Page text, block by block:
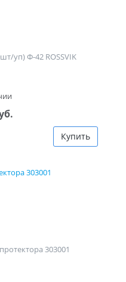
уп) Ф-42 ROSSVIK
Купить
303001